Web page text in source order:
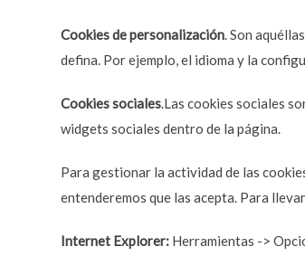
Cookies de personalización. Son
defina. Por ejemplo, el idioma y la
Cookies sociales.Las cookies sociales
widgets sociales dentro de la página.
Para gestionar la actividad de las
entenderemos que las acepta. Para
Internet Explorer: Herramientas ->